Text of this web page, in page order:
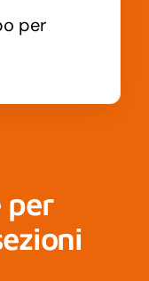
per
per